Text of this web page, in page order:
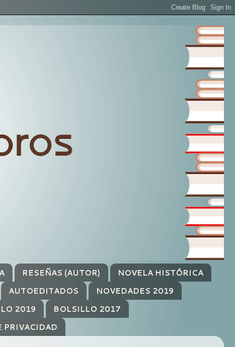
RESEÑAS (AUTOR)
NOVELA HISTÓRICA
AUTOEDITADOS
NOVEDADES 2019
2019
BOLSILLO 2017
PRIVACIDAD